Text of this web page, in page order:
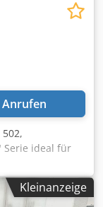
Anrufen
Serie ideal für
und
Aluminium- und
• Siemens
Kleinanzeige